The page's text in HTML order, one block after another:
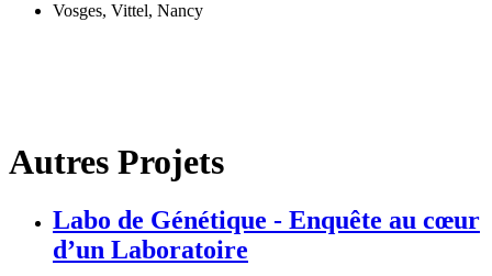
Vosges, Vittel, Nancy
Autres Projets
Labo de Génétique - Enquête au cœur
d’un Laboratoire